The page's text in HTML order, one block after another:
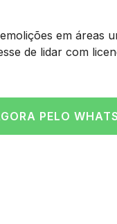
em áreas
de lidar com
PELO